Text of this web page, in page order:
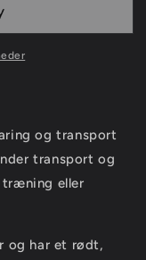
og transport
transport og
træning eller
og har et rødt,